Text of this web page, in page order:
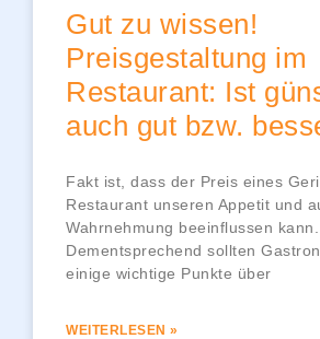
Gut zu wissen!
Preisgestaltung im
Restaurant: Ist
auch gut bzw.
Fakt ist, dass der Preis eines
Restaurant unseren Appetit und
Wahrnehmung beeinflussen kann.
Dementsprechend sollten
einige wichtige Punkte über
WEITERLESEN »